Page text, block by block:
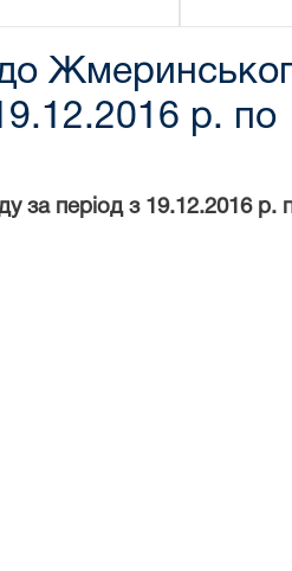
до
р. по
за період з 19.12.2016 р.